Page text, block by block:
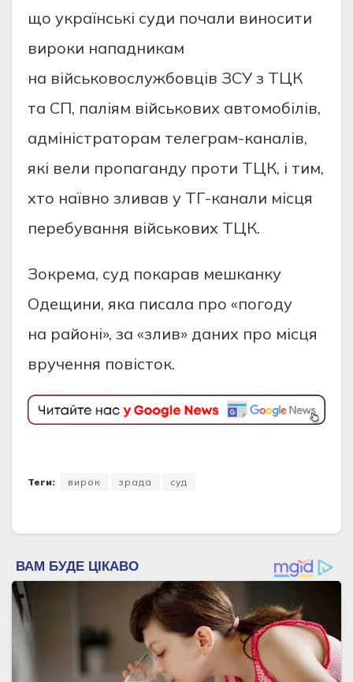
що українські суди почали виносити
вироки нападникам
на військовослужбовців ЗСУ з ТЦК
та СП, паліям військових автомобілів,
адміністраторам телеграм-каналів,
які вели пропаганду проти ТЦК, і тим,
хто наївно зливав у ТГ-канали місця
перебування військових ТЦК.
Зокрема, суд покарав мешканку
Одещини, яка писала про «погоду
на районі», за «злив» даних про місця
вручення повісток.
Теги: вирок зрада суд